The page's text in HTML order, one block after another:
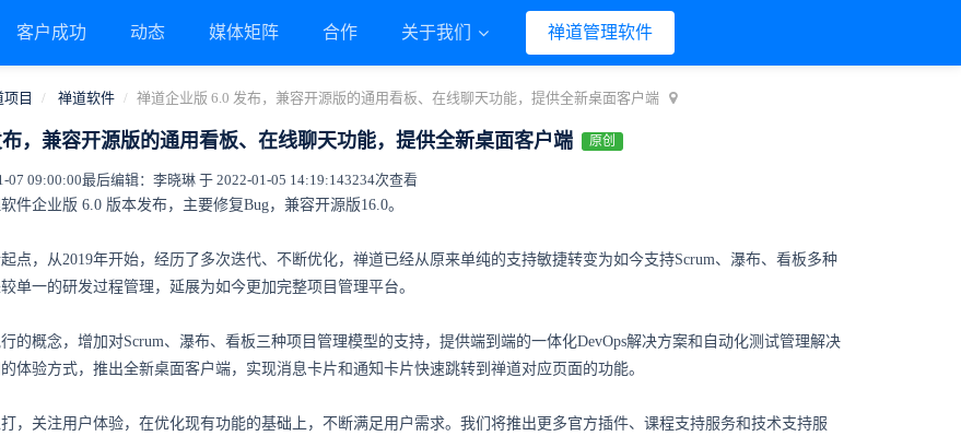
客户成功 动态 媒体矩阵 合作 关于我们 禅道管理软件
目 禅道软件 禅道企业版 6.0 发布，兼容开源版的通用看板、在线聊天功能，提供全新桌面客户端
，兼容开源版的通用看板、在线聊天功能，提供全新桌面客户端 原创
07 09:00:00最后编辑：李晓琳 于 2022-01-05 14:19:143234次查看
件企业版 6.0 版本发布，主要修复Bug，兼容开源版16.0。
点，从2019年开始，经历了多次迭代、不断优化，禅道已经从原来单纯的支持敏捷转变为如今支持Scrum、瀑布、看板多种
单一的研发过程管理，延展为如今更加完整项目管理平台。
的概念，增加对Scrum、瀑布、看板三种项目管理模型的支持，提供端到端的一体化DevOps解决方案和自动化测试管理解决
体验方式，推出全新桌面客户端，实现消息卡片和通知卡片快速跳转到禅道对应页面的功能。
，关注用户体验，在优化现有功能的基础上，不断满足用户需求。我们将推出更多官方插件、课程支持服务和技术支持服